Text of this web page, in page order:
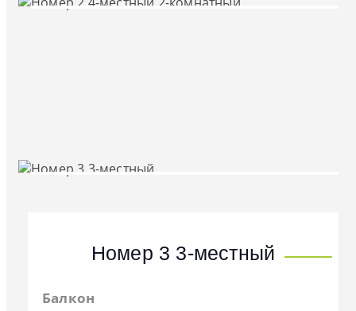
Номер 3 3-местный
Балкон